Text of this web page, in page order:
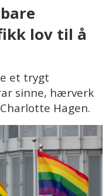
lov til å
et trygt
sinne, hærverk
Hagen.